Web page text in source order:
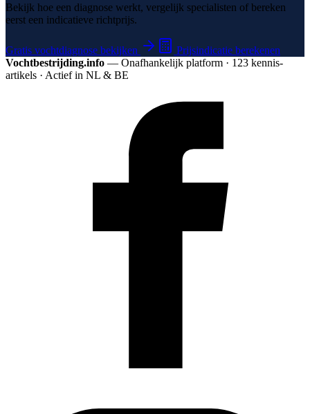
Bekijk hoe een diagnose werkt, vergelijk specialisten of bereken
eerst een indicatieve richtprijs.
Gratis vochtdiagnose bekijken
Prijsindicatie berekenen
Vochtbestrijding.info — Onafhankelijk platform · 123 kennis­
artikels · Actief in NL & BE